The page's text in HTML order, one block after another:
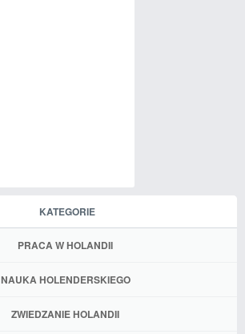
KATEGORIE
PRACA W HOLANDII
NAUKA HOLENDERSKIEGO
ZWIEDZANIE HOLANDII